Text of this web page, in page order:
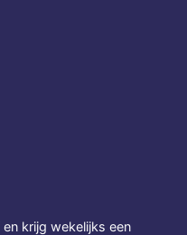
krijg wekelijks een